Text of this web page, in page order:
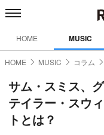
HOME MUSIC
HOME MUSIC コラム
サム・スミス、
テイラー・スウ
トとは？